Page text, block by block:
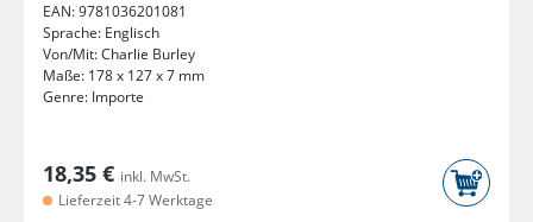
EAN:9781036201081
Sprache: Englisch
Von/Mit:Charlie Burley
Maße: 178 x 127 x 7 mm
Genre: Importe
18,35 € inkl. MwSt.
Lieferzeit 4-7 Werktage